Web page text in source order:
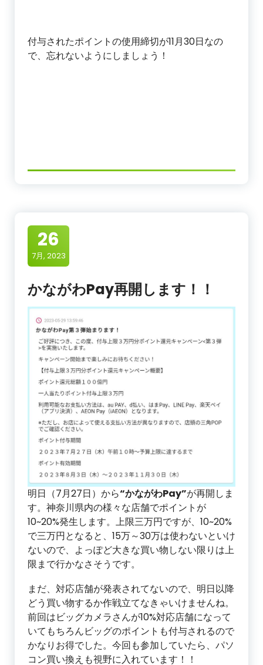
付与されたポイントの使用締切が11月30日なの
で、忘れないようにしましょう！
26
7月, 2023
かながわPay再開します！！
明日（7月27日）から“かながわPay”が再開しま
す。神奈川県内の様々な店舗でポイントが
10~20%発生します。上限三万円ですが、10~20%
で三万円となると、15万～30万は使わないといけ
ないので、よっぽど大きな買い物しない限りは上
限まで行かなさそうです。
まだ、対応店舗が発表されてないので、明日以降
どう買い物するか作戦立てなきゃいけませんね。
前回はビッグカメラさんが10%対応店舗になって
いてもちろんビッグのポイントも付与されるので
かなりお得でした。今回も参加していたら、パソ
コン買い換えも視野に入れています！！